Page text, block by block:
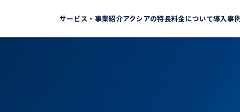
サービス・事業紹介アクシアの特長料金について導入事例